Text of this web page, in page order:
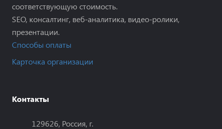
соответствующую стоимость.
SEO, консалтинг, веб-аналитика, видео-ролики,
презентации.
Способы оплаты
Карточка организации
Контакты
129626, Россия, г.